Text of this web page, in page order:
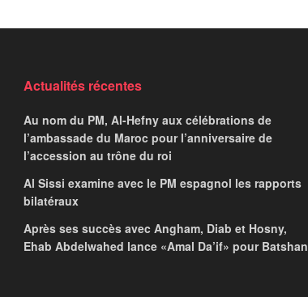
Actualités récentes
Au nom du PM, Al-Hefny aux célébrations de
l’ambassade du Maroc pour l’anniversaire de
l’accession au trône du roi
Al Sissi examine avec le PM espagnol les rapports
bilatéraux
Après ses succès avec Angham, Diab et Hosny,
Ehab Abdelwahed lance «Amal Da’if» pour Batshan